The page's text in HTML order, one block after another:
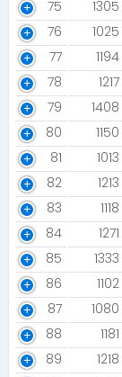
75
1305
76
1025
77
1194
78
1217
79
1408
80
1150
81
1013
82
1213
83
1118
84
1271
85
1333
86
1102
87
1080
88
1181
89
1218